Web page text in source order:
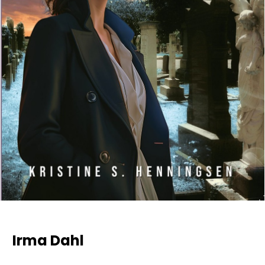
Irma Dahl